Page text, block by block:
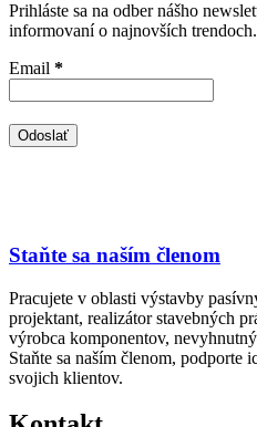
Prihláste sa na odber nášho
informovaní o najnovších trendoch.
Email *
Staňte sa naším členom
Pracujete v oblasti výstavby
projektant, realizátor stavebných
výrobca komponentov,
Staňte sa naším členom, podporte
svojich klientov.